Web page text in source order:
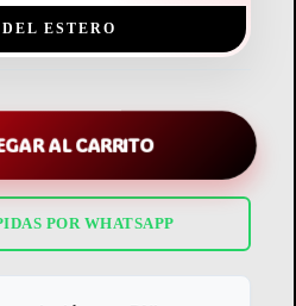
ESTERO
AL CARRITO
POR WHATSAPP